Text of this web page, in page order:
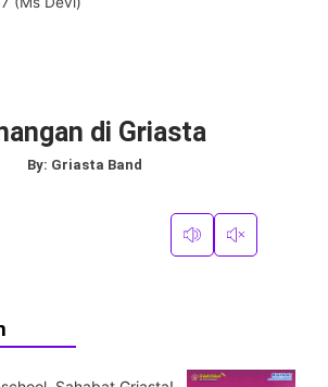
di Griasta
By: Griasta Band